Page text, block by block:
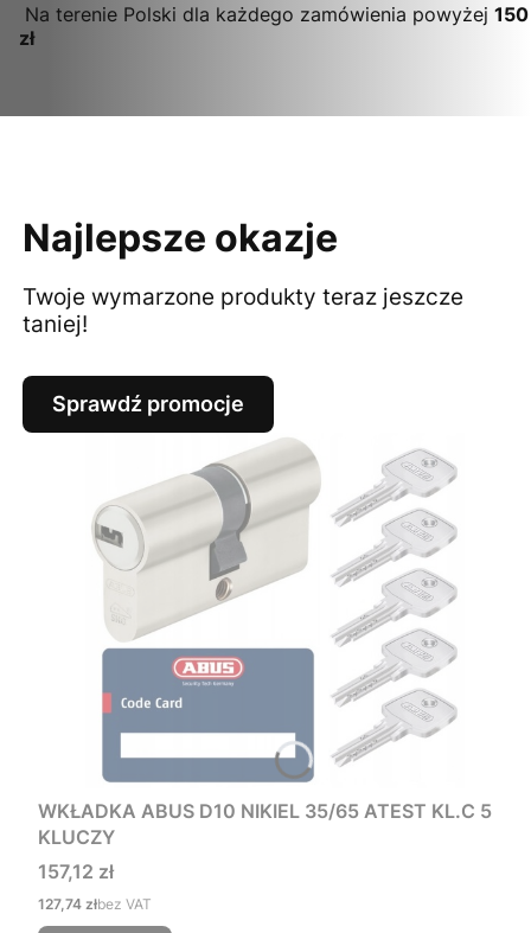
Na terenie Polski dla każdego zamówienia powyżej 150
zł
Najlepsze okazje
Twoje wymarzone produkty teraz jeszcze
taniej!
Sprawdź promocje
WKŁADKA ABUS D10 NIKIEL 35/65 ATEST KL.C 5
KLUCZY
Cena
157,12 zł
Cena
127,74 złbez VAT